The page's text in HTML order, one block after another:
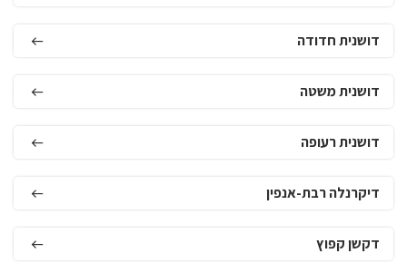
דושנית חדודה
דושנית משטה
דושנית רעופה
דיקרנלה רבת-אנפין
דקשן קפוץ